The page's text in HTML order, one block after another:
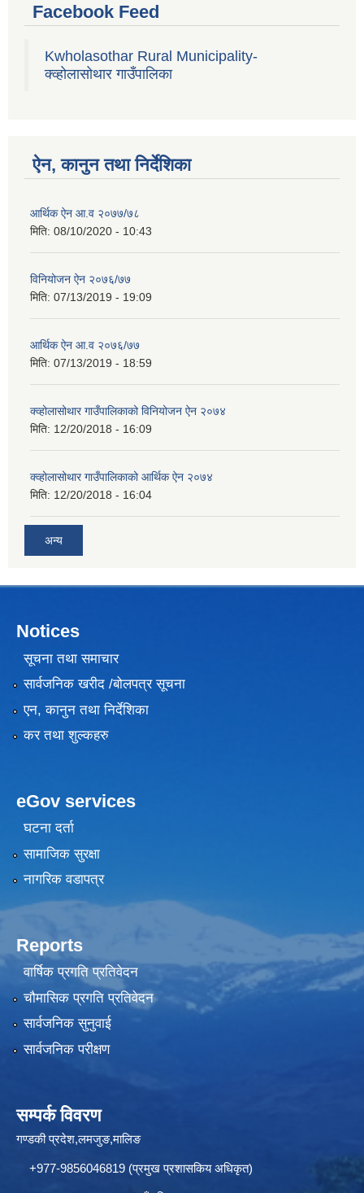
Facebook Feed
Kwholasothar Rural Municipality-
क्व्होलासोथार गाउँपालिका
ऐन, कानुन तथा निर्देशिका
आर्थिक ऐन आ.व २०७७/७८
मिति: 08/10/2020 - 10:43
विनियोजन ऐन २०७६/७७
मिति: 07/13/2019 - 19:09
आर्थिक ऐन आ.व २०७६/७७
मिति: 07/13/2019 - 18:59
क्व्होलासोथार गाउँपालिकाको विनियोजन ऐन २०७४
मिति: 12/20/2018 - 16:09
क्व्होलासोथार गाउँपालिकाको आर्थिक ऐन २०७४
मिति: 12/20/2018 - 16:04
अन्य
Notices
सूचना तथा समाचार
सार्वजनिक खरीद /बोलपत्र सूचना
एन, कानुन तथा निर्देशिका
कर तथा शुल्कहरु
eGov services
घटना दर्ता
सामाजिक सुरक्षा
नागरिक वडापत्र
Reports
वार्षिक प्रगति प्रतिवेदन
चौमासिक प्रगति प्रतिवेदन
सार्वजनिक सुनुवाई
सार्वजनिक परीक्षण
सम्पर्क विवरण
गण्डकी प्रदेश,लमजुङ,मालिङ
+977-9856046819 (प्रमुख प्रशासकिय अधिकृत)